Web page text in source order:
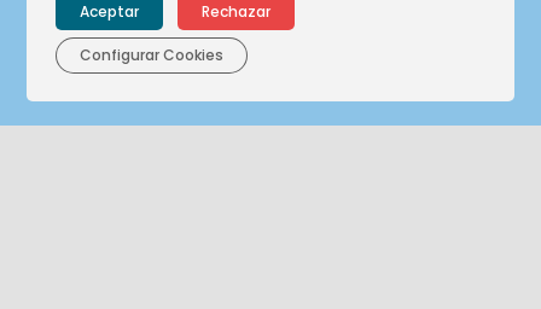
Corporativo
Aceptar Rechazar
Configurar Cookies